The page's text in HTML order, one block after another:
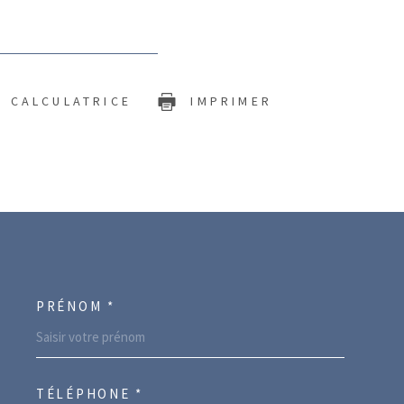
CALCULATRICE IMPRIMER
PRÉNOM *
TÉLÉPHONE *